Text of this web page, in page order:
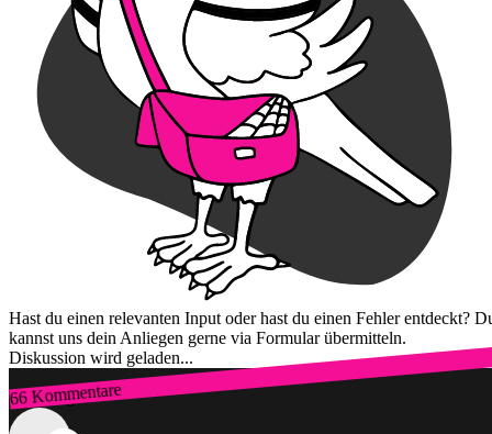
Hast du einen relevanten Input oder hast du einen Fehler entdeckt?
kannst uns dein Anliegen gerne via Formular übermitteln.
Diskussion wird geladen...
66 Kommentare
Zum Login